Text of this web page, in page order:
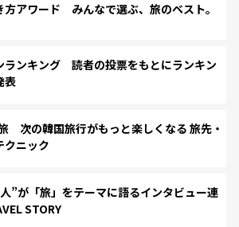
方アワード みんなで選ぶ、旅のベスト。
ランキング 読者の投票をもとにランキン
表
次の韓国旅行がもっと楽しくなる 旅先・
クニック
”が「旅」をテーマに語るインタビュー連
STORY